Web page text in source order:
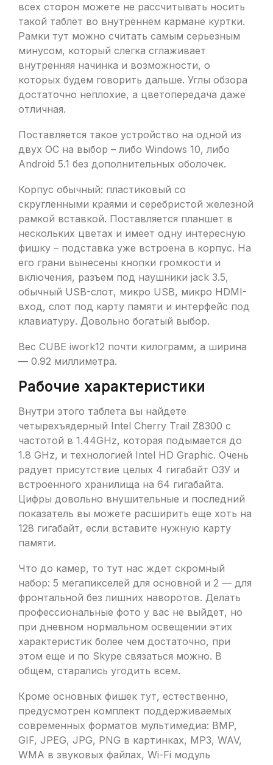
всех сторон можете не рассчитывать носить
такой таблет во внутреннем кармане куртки.
Рамки тут можно считать самым серьезным
минусом, который слегка сглаживает
внутренняя начинка и возможности, о
которых будем говорить дальше. Углы обзора
достаточно неплохие, а цветопередача даже
отличная.
Поставляется такое устройство на одной из
двух ОС на выбор – либо Windows 10, либо
Android 5.1 без дополнительных оболочек.
Корпус обычный: пластиковый со
скругленными краями и серебристой железной
рамкой вставкой. Поставляется планшет в
нескольких цветах и имеет одну интересную
фишку – подставка уже встроена в корпус. На
его грани вынесены кнопки громкости и
включения, разъем под наушники jack 3.5,
обычный USB-слот, микро USB, микро HDMI-
вход, слот под карту памяти и интерфейс под
клавиатуру. Довольно богатый выбор.
Вес CUBE iwork12 почти килограмм, а ширина
— 0.92 миллиметра.
Рабочие характеристики
Внутри этого таблета вы найдете
четырехъядерный Intel Cherry Trail Z8300 c
частотой в 1.44GHz, которая подымается до
1.8 GHz, и технологией Intel HD Graphic. Очень
радует присутствие целых 4 гигабайт ОЗУ и
встроенного хранилища на 64 гигабайта.
Цифры довольно внушительные и последний
показатель вы можете расширить еще хоть на
128 гигабайт, если вставите нужную карту
памяти.
Что до камер, то тут нас ждет скромный
набор: 5 мегапикселей для основной и 2 — для
фронтальной без лишних наворотов. Делать
професcиональные фото у вас не выйдет, но
при дневном нормальном освещении этих
характеристик более чем достаточно, при
этом еще и по Skype связаться можно. В
общем, старались угодить всем.
Кроме основных фишек тут, естественно,
предусмотрен комплект поддерживаемых
современных форматов мультимедиа: BMP,
GIF, JPEG, JPG, PNG в картинках, MP3, WAV,
WMA в звуковых файлах, Wi-Fi модуль